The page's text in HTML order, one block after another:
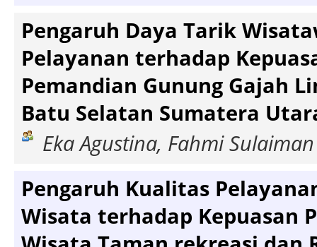
Pengaruh Daya Tarik
Pelayanan terhadap
Pemandian Gunung Gajah
Batu Selatan Sumatera
Eka Agustina, Fahmi Sulaiman
Pengaruh Kualitas
Wisata terhadap Kepuasan